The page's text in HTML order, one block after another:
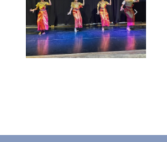
2026-03-04 Kampong
Cham – Siem Reap